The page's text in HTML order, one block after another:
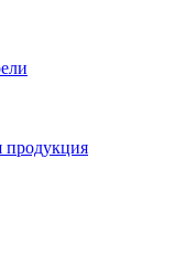
продукция